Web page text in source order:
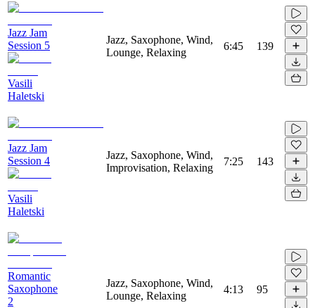
Jazz Jam
Session 5
Vasili
Haletski
Jazz, Saxophone, Wind,
Lounge, Relaxing
6:45 139
Jazz Jam
Session 4
Vasili
Haletski
Jazz, Saxophone, Wind,
Improvisation, Relaxing
7:25 143
Romantic
Saxophone
2
Jazz, Saxophone, Wind,
Lounge, Relaxing
4:13 95